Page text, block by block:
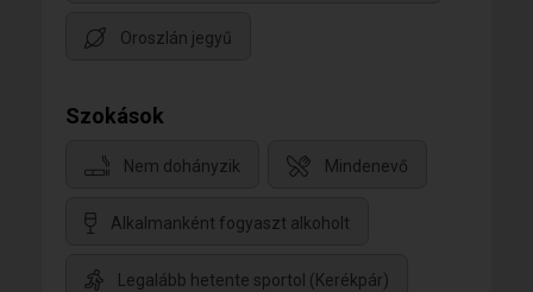
Oroszlán jegyű
Szokások
Nem dohányzik Mindenevő
Alkalmanként fogyaszt alkoholt
Legalább hetente sportol (Kerékpár)